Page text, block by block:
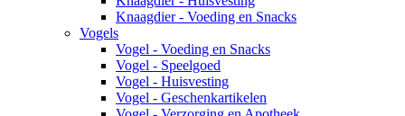
Knaagdier - Voeding en Snacks
Vogels
Vogel - Voeding en Snacks
Vogel - Speelgoed
Vogel - Huisvesting
Vogel - Geschenkartikelen